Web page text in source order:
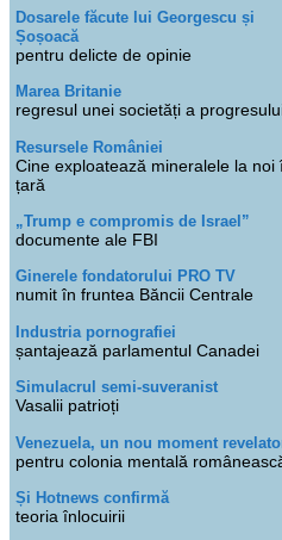
Dosarele făcute lui Georgescu și
Șoșoacă
pentru delicte de opinie
Marea Britanie
regresul unei societăți a
Resursele României
Cine exploatează mineralele la noi
țară
„Trump e compromis de Israel”
documente ale FBI
Ginerele fondatorului PRO TV
numit în fruntea Băncii Centrale
Industria pornografiei
șantajează parlamentul Canadei
Simulacrul semi-suveranist
Vasalii patrioți
Venezuela, un nou moment
pentru colonia mentală
Și Hotnews confirmă
teoria înlocuirii